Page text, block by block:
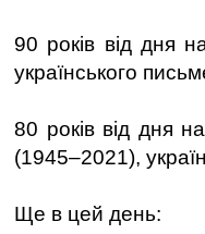
90 років від дня
українського
80 років від дня
(1945–2021),
Ще в цей день: